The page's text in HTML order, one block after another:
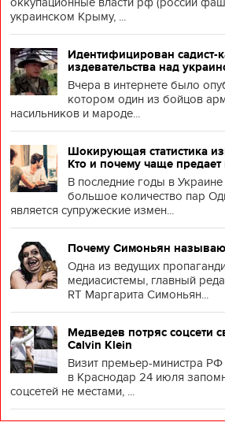
украинском Крыму, ...
Идентифицирован садист-
издевательства над
Вчера в интернете было
котором один из бойцов
насильников и мароде...
Шокирующая статистика
Кто и почему чаще предает
В последние годы в Украине
большое количество пар
является супружеские измен...
Почему Симоньян
Одна из ведущих
медиасистемы, главный
RT Маргарита Симоньян...
Медведев потряс соцсети
Calvin Klein
Визит премьер-министра
в Краснодар 24 июля
соцсетей не местами, ...